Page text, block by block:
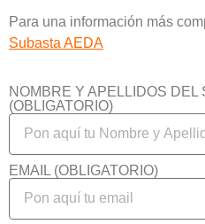
Para una información más
Subasta AEDA
NOMBRE Y APELLIDOS DEL
(OBLIGATORIO)
EMAIL (OBLIGATORIO)